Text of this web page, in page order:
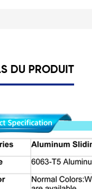
DU PRODUIT